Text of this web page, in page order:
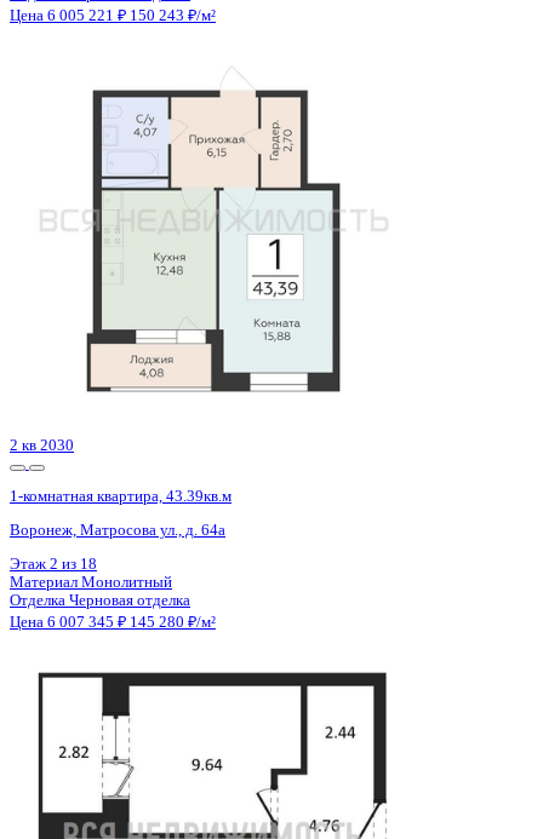
1-комнатная квартира, 41.55кв.м
Воронеж, Матросова ул., д. 64а
Материал Монолитный
Черновая отделка
Цена 6 005 221 ₽ 150 243 ₽/м²